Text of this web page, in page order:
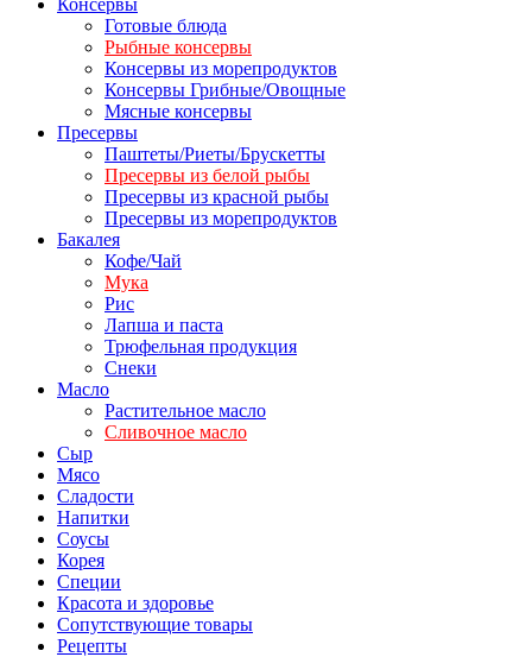
Консервы
Готовые блюда
Рыбные консервы
Консервы из морепродуктов
Консервы Грибные/Овощные
Мясные консервы
Пресервы
Паштеты/Риеты/Брускетты
Пресервы из белой рыбы
Пресервы из красной рыбы
Пресервы из морепродуктов
Бакалея
Кофе/Чай
Мука
Рис
Лапша и паста
Трюфельная продукция
Снеки
Масло
Растительное масло
Сливочное масло
Сыр
Мясо
Сладости
Напитки
Соусы
Корея
Специи
Красота и здоровье
Сопутствующие товары
Рецепты